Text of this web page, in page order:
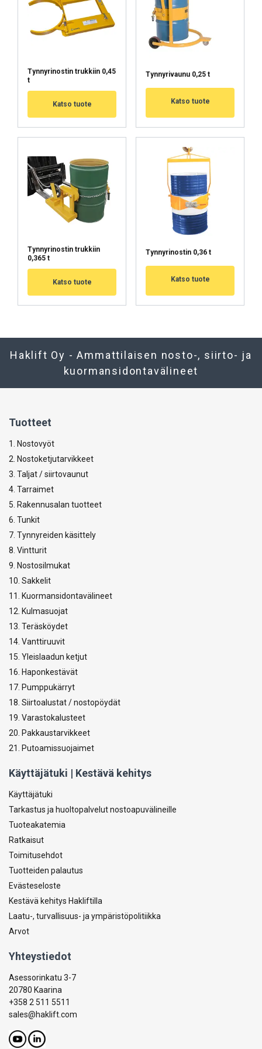
Tynnyrinostin trukkiin 0,45
t
Katso tuote
Tynnyrivaunu 0,25 t
Katso tuote
Tynnyrinostin trukkiin
0,365 t
Katso tuote
Tynnyrinostin 0,36 t
Katso tuote
Haklift Oy - Ammattilaisen nosto-, siirto- ja
kuormansidontavälineet
Tuotteet
1. Nostovyöt
2. Nostoketjutarvikkeet
3. Taljat / siirtovaunut
4. Tarraimet
5. Rakennusalan tuotteet
6. Tunkit
7. Tynnyreiden käsittely
8. Vintturit
9. Nostosilmukat
10. Sakkelit
11. Kuormansidontavälineet
12. Kulmasuojat
13. Teräsköydet
14. Vanttiruuvit
15. Yleislaadun ketjut
16. Haponkestävät
17. Pumppukärryt
18. Siirtoalustat / nostopöydät
19. Varastokalusteet
20. Pakkaustarvikkeet
21. Putoamissuojaimet
Käyttäjätuki | Kestävä kehitys
Käyttäjätuki
Tarkastus ja huoltopalvelut nostoapuvälineille
Tuoteakatemia
Ratkaisut
Toimitusehdot
Tuotteiden palautus
Evästeseloste
Kestävä kehitys Hakliftilla
Laatu-, turvallisuus- ja ympäristöpolitiikka
Arvot
Yhteystiedot
Asessorinkatu 3-7
20780 Kaarina
+358 2 511 5511
sales@haklift.com
Luokittelemattomat
HYVÄKSY KAIKKI
NÄYTÄ TIEDOT